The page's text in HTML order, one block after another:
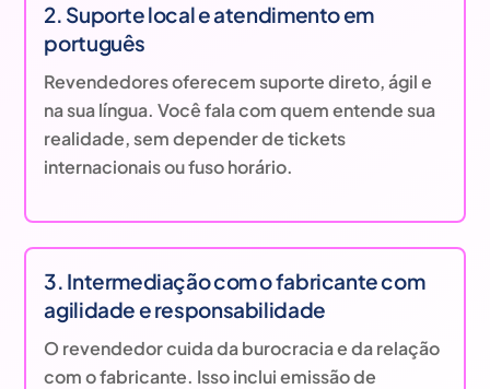
2. Suporte local e atendimento em
português
Revendedores oferecem suporte direto, ágil e
na sua língua. Você fala com quem entende sua
realidade, sem depender de tickets
internacionais ou fuso horário.
3. Intermediação com o fabricante com
agilidade e responsabilidade
O revendedor cuida da burocracia e da relação
com o fabricante. Isso inclui emissão de